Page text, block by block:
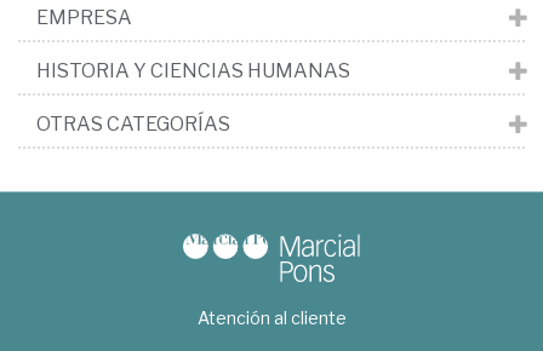
EMPRESA
HISTORIA Y CIENCIAS HUMANAS
OTRAS CATEGORÍAS
Atención al cliente